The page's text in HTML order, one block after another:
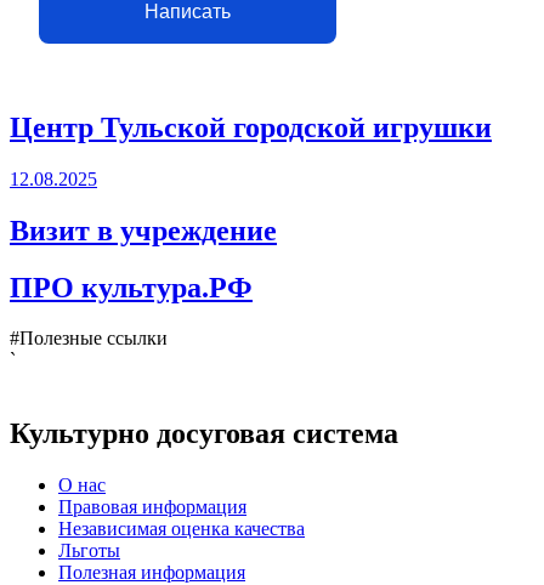
Написать
Центр Тульской городской игрушки
12.08.2025
Визит в учреждение
ПРО культура.РФ
#Полезные ссылки
`
Культурно досуговая система
О нас
Правовая информация
Независимая оценка качества
Льготы
Полезная информация